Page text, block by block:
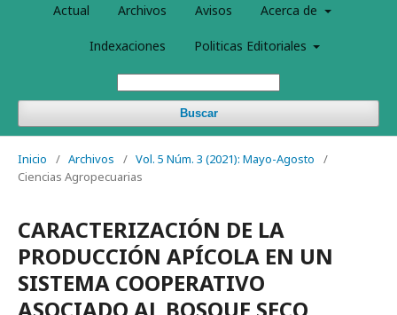
Actual Archivos Avisos Acerca de
Indexaciones Politicas Editoriales
Buscar
Inicio / Archivos / Vol. 5 Núm. 3 (2021): Mayo-Agosto
/
Ciencias Agropecuarias
CARACTERIZACIÓN DE LA
PRODUCCIÓN APÍCOLA EN UN
SISTEMA COOPERATIVO
ASOCIADO AL BOSQUE SECO